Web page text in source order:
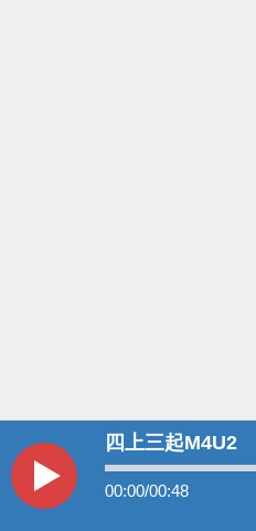
四上三起M4U2
00:00/00:48